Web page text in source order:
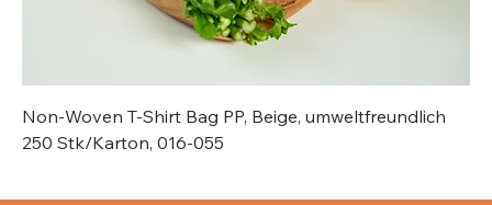
Non-Woven T-Shirt Bag PP, Beige, umweltfreundlich
250 Stk/Karton, 016-055